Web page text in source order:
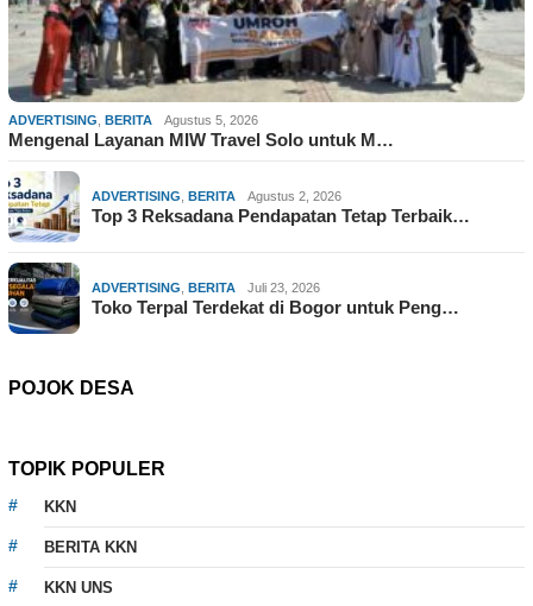
ADVERTISING, BERITA Agustus 5, 2026
Mengenal Layanan MIW Travel Solo untuk M…
ADVERTISING, BERITA Agustus 2, 2026
Top 3 Reksadana Pendapatan Tetap Terbaik…
ADVERTISING, BERITA Juli 23, 2026
Toko Terpal Terdekat di Bogor untuk Peng…
POJOK DESA
TOPIK POPULER
KKN
BERITA KKN
KKN UNS